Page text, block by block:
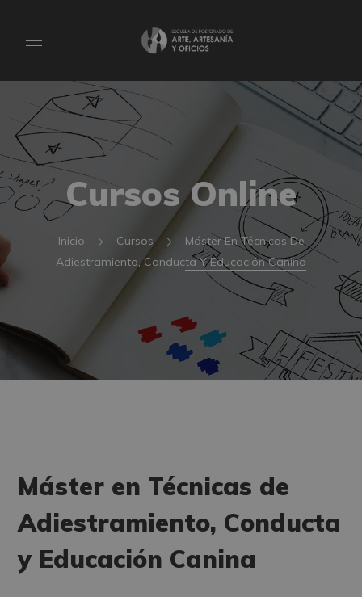
Cursos Online
Inicio Cursos
Máster En Técnicas De
Adiestramiento, Conducta Y Educación Canina
Máster en Técnicas de
Adiestramiento, Conducta
y Educación Canina